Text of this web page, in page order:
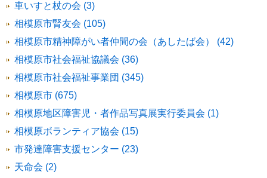
車いすと杖の会 (3)
相模原市腎友会 (105)
相模原市精神障がい者仲間の会（あしたば会） (42)
相模原市社会福祉協議会 (36)
相模原市社会福祉事業団 (345)
相模原市 (675)
相模原地区障害児・者作品写真展実行委員会 (1)
相模原ボランティア協会 (15)
市発達障害支援センター (23)
天命会 (2)